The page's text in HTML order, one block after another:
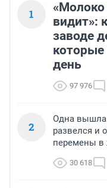
1
«Молоко
видит»:
заводе
день
97 976
2
Одна вышла
развелся и
перемены в
30 618